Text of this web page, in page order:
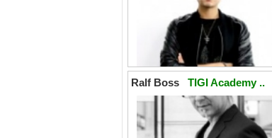
Ralf Boss TIGI Academy ..